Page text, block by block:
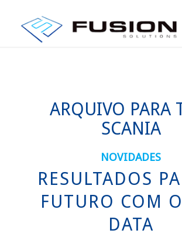
ARQUIVO PARA
SCANIA
NOVIDADES
RESULTADOS
FUTURO COM
DATA